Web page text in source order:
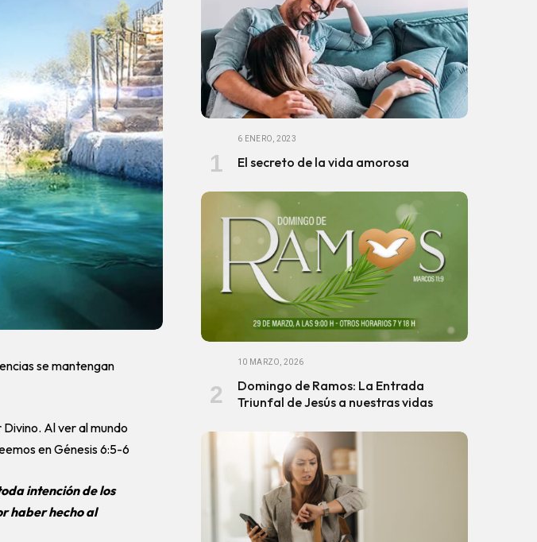
se mantengan
Al ver al mundo
en Génesis 6:5-6
intención de los
haber hecho al
6 ENERO, 2023
El secreto de la vida amorosa
10 MARZO, 2026
Domingo de Ramos: La Entrada
Triunfal de Jesús a nuestras vidas